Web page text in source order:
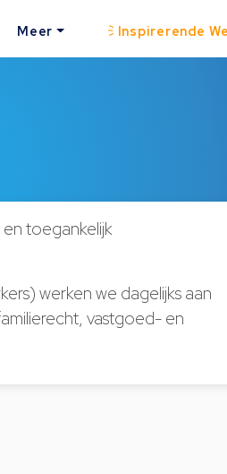
Meer Inspirerende
toegankelijk
werken we dagelijks aan
vastgoed- en